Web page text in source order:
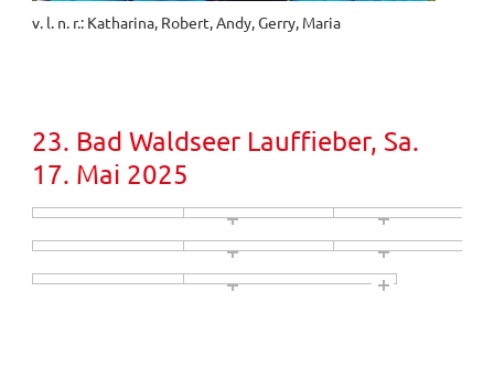
v. l. n. r.: Katharina, Robert, Andy, Gerry, Maria
23. Bad Waldseer Lauffieber, Sa.
17. Mai 2025